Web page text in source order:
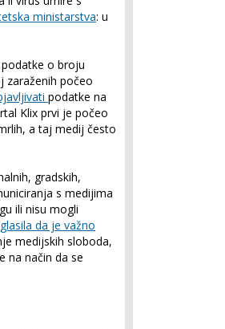
ministarstva: u
o broju
zaraženih počeo
podatke na
Klix prvi je počeo
a taj medij često
gradskih,
s medijima
ili nisu mogli
da je važno
medijskih sloboda,
na način da se